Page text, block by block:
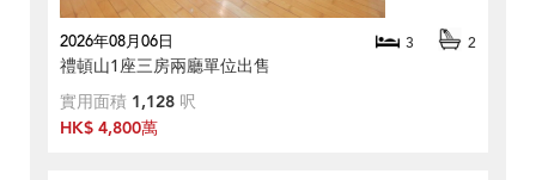
2026年08月06日 3 2
禮頓山1座三房兩廳單位出售
實用面積 1,128 呎
HK$ 4,800萬